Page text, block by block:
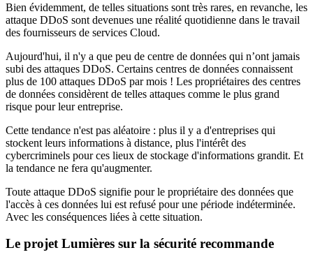
Bien évidemment, de telles situations sont très rares, en revanche, les
attaque DDoS sont devenues une réalité quotidienne dans le travail
des fournisseurs de services Cloud.
Aujourd'hui, il n'y a que peu de centre de données qui n’ont jamais
subi des attaques DDoS. Certains centres de données connaissent
plus de 100 attaques DDoS par mois ! Les propriétaires des centres
de données considèrent de telles attaques comme le plus grand
risque pour leur entreprise.
Cette tendance n'est pas aléatoire : plus il y a d'entreprises qui
stockent leurs informations à distance, plus l'intérêt des
cybercriminels pour ces lieux de stockage d'informations grandit. Et
la tendance ne fera qu'augmenter.
Toute attaque DDoS signifie pour le propriétaire des données que
l'accès à ces données lui est refusé pour une période indéterminée.
Avec les conséquences liées à cette situation.
Le projet Lumières sur la sécurité recommande